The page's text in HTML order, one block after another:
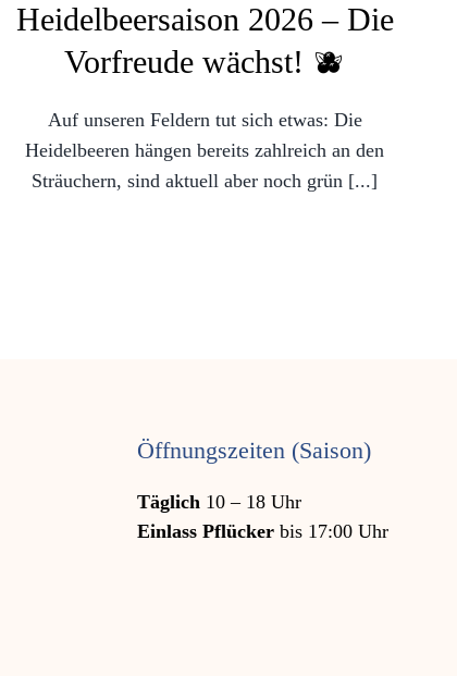
Heidelbeersaison 2026 – Die
Vorfreude wächst! 🫐
Auf unseren Feldern tut sich etwas: Die
Heidelbeeren hängen bereits zahlreich an den
Sträuchern, sind aktuell aber noch grün [...]
Öffnungszeiten (Saison)
Täglich10 – 18 Uhr
Einlass Pflückerbis 17:00 Uhr